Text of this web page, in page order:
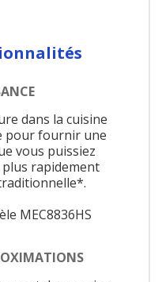
dans la cuisine
pour fournir une
vous puissiez
rapidement
MEC8836HS